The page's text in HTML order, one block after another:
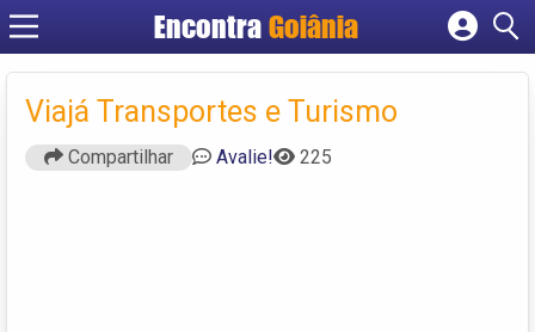
Encontra Goiânia
Cadastrar empresa
Criar conta
Viajá Transportes e Turismo
Compartilhar Avalie! 225